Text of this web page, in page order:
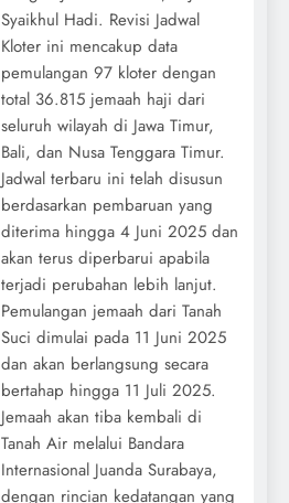
Syaikhul Hadi. Revisi Jadwal
Kloter ini mencakup data
pemulangan 97 kloter dengan
total 36.815 jemaah haji dari
seluruh wilayah di Jawa Timur,
Bali, dan Nusa Tenggara Timur.
Jadwal terbaru ini telah disusun
berdasarkan pembaruan yang
diterima hingga 4 Juni 2025 dan
akan terus diperbarui apabila
terjadi perubahan lebih lanjut.
Pemulangan jemaah dari Tanah
Suci dimulai pada 11 Juni 2025
dan akan berlangsung secara
bertahap hingga 11 Juli 2025.
Jemaah akan tiba kembali di
Tanah Air melalui Bandara
Internasional Juanda Surabaya,
dengan rincian kedatangan yang